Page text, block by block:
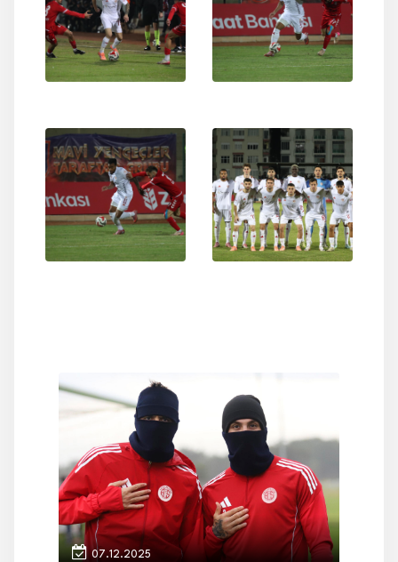
07.12.2025